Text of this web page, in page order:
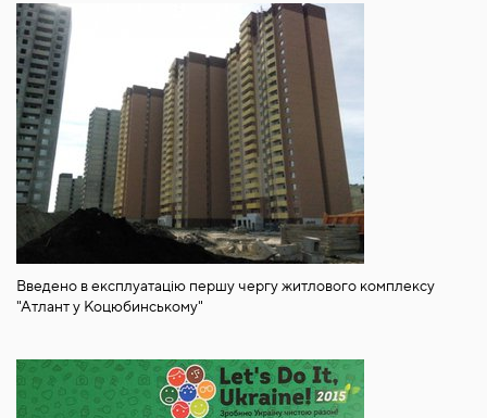
Введено в експлуатацію першу чергу житлового комплексу
"Атлант у Коцюбинському"